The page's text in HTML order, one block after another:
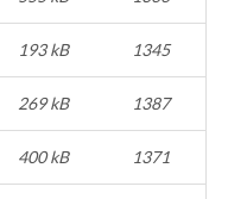
193 kB 1345
269 ​​kB 1387
400 kB 1371